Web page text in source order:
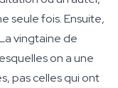
seule fois. Ensuite,
vingtaine de
on a une
pas celles qui ont